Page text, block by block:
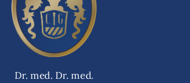
Dr. med. Dr. med.